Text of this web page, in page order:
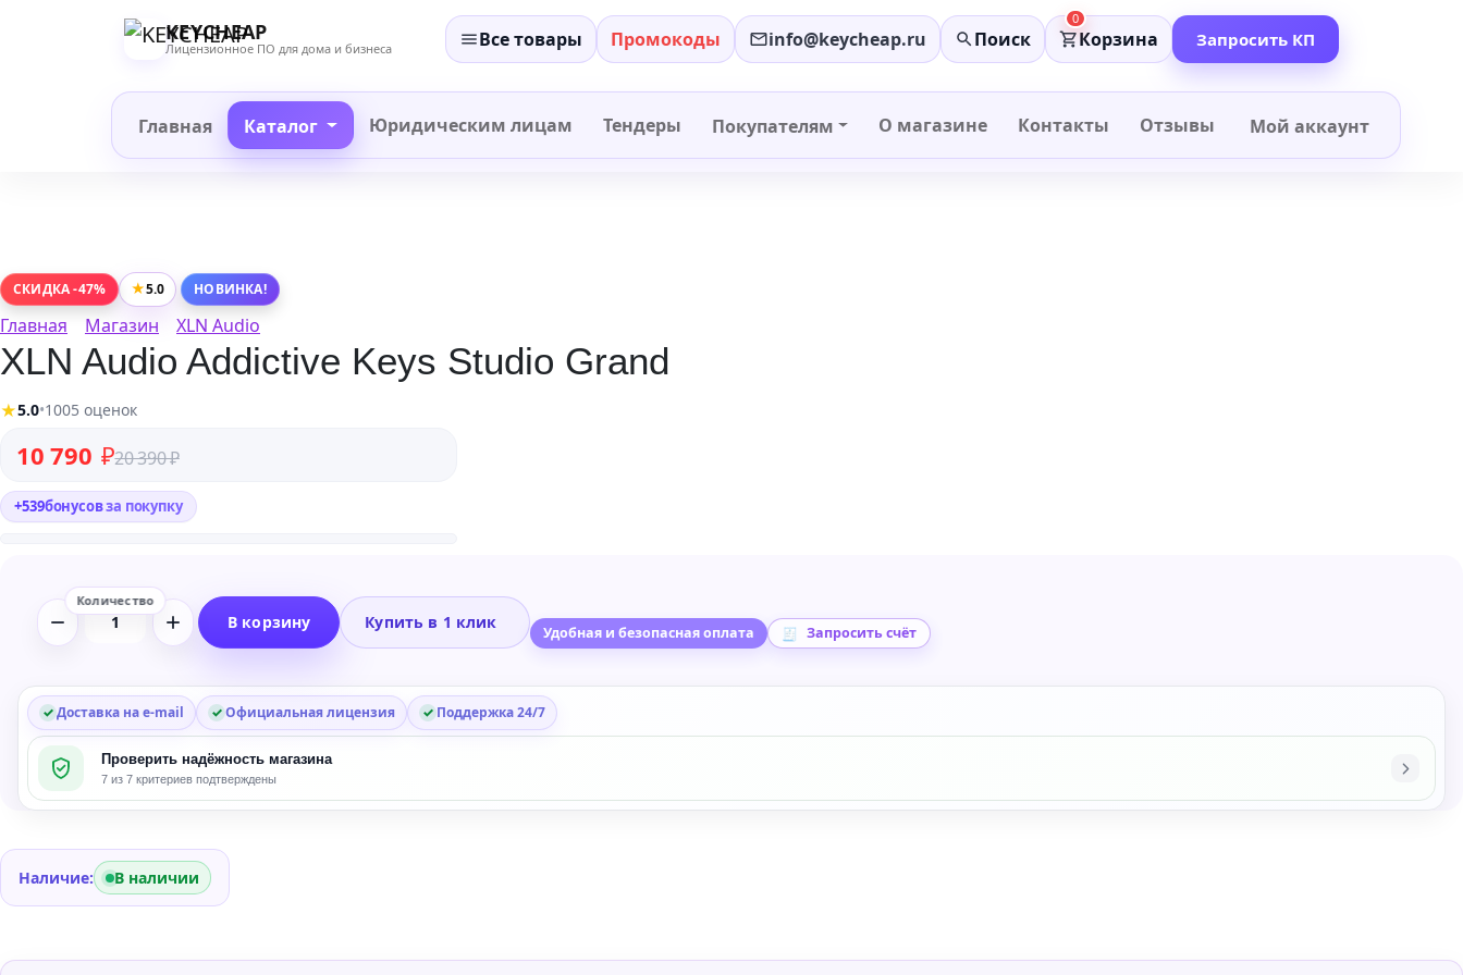
KEYCHEAP
Лицензионное ПО для дома и бизнеса Все товары Промокоды info@keycheap.ru Поиск
0
Корзина Запросить КП
Главная Каталог Юридическим лицам Тендеры Покупателям О магазине Контакты Отзывы Мой аккаунт
СКИДКА -47% ★5.0 НОВИНКА!
Главная Магазин XLN Audio
XLN Audio Addictive Keys Studio Grand
★5.0•1005 оценок
20 390₽
Первоначальная цена составляла 20 390 ₽.
10 790 ₽
Текущая цена: 10 790 ₽.
+539бонусовза покупку
Количество
XLN
Audio
Addictive
Keys
Studio
Grand
В корзину Купить в 1 клик
Удобная и безопасная оплата Запросить счёт
Доставка на e-mail Официальная лицензия Поддержка 24/7
Проверить надёжность магазина
7 из 7 критериев подтверждены
Наличие: В наличии
− +